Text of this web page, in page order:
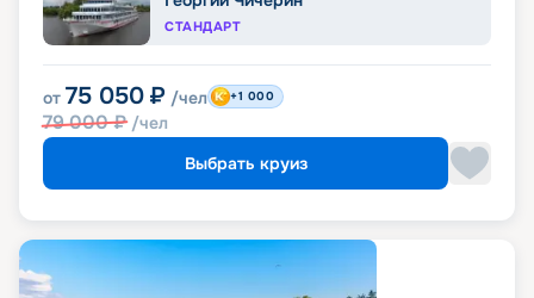
СТАНДАРТ
от 75 050 ₽ /чел
79 000₽ /чел
+1 000
Выбрать круиз